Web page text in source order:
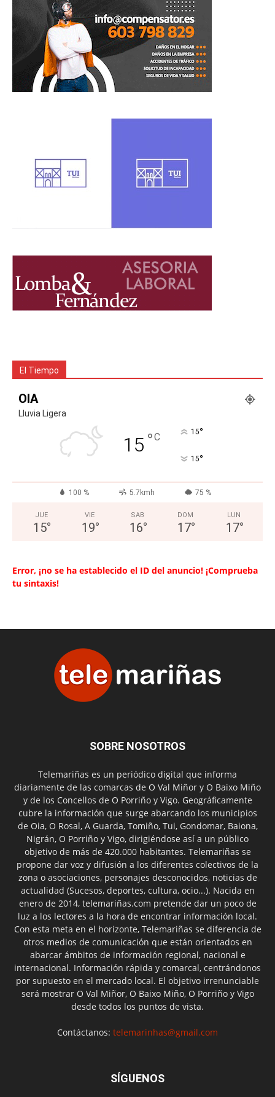
El Tiempo
OIA
Lluvia Ligera
15 °C 15°
15°
100 % 5.7kmh 75 %
JUE
15°
VIE
19°
SAB
16°
DOM
17°
LUN
17°
Error, ¡no se ha establecido el ID del anuncio! ¡Comprueba
tu sintaxis!
SOBRE NOSOTROS
Telemariñas es un periódico digital que informa
diariamente de las comarcas de O Val Miñor y O Baixo Miño
y de los Concellos de O Porriño y Vigo. Geográficamente
cubre la información que surge abarcando los municipios
de Oia, O Rosal, A Guarda, Tomiño, Tui, Gondomar, Baiona,
Nigrán, O Porriño y Vigo, dirigiéndose así a un público
objetivo de más de 420.000 habitantes. Telemariñas se
propone dar voz y difusión a los diferentes colectivos de la
zona o asociaciones, personajes desconocidos, noticias de
actualidad (Sucesos, deportes, cultura, ocio...). Nacida en
enero de 2014, telemariñas.com pretende dar un poco de
luz a los lectores a la hora de encontrar información local.
Con esta meta en el horizonte, Telemariñas se diferencia de
otros medios de comunicación que están orientados en
abarcar ámbitos de información regional, nacional e
internacional. Información rápida y comarcal, centrándonos
por supuesto en el mercado local. El objetivo irrenunciable
será mostrar O Val Miñor, O Baixo Miño, O Porriño y Vigo
desde todos los puntos de vista.
Contáctanos: telemarinhas@gmail.com
SÍGUENOS